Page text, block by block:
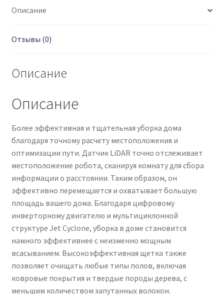
Описание
Отзывы (0)
Описание
Описание
Более эффективная и тщательная уборка дома
благодаря точному расчету местоположения и
оптимизации пути. Датчик LiDAR точно отслеживает
местоположение робота, сканируя комнату для сбора
информации о расстоянии. Таким образом, он
эффективно перемещается и охватывает большую
площадь вашего дома. Благодаря цифровому
инверторному двигателю и мультициклонной
структуре Jet Cyclone, уборка в доме становится
намного эффективнее с неизменно мощным
всасыванием. Высокоэффективная щетка также
позволяет очищать любые типы полов, включая
ковровые покрытия и твердые породы дерева, с
меньшим количеством запутанных волокон.